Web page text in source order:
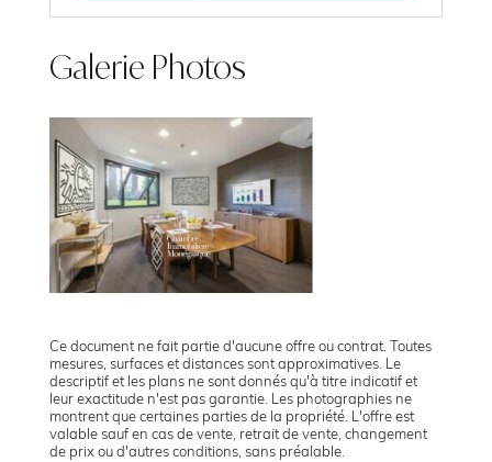
Galerie Photos
Ce document ne fait partie d'aucune offre ou contrat. Toutes
mesures, surfaces et distances sont approximatives. Le
descriptif et les plans ne sont donnés qu'à titre indicatif et
leur exactitude n'est pas garantie. Les photographies ne
montrent que certaines parties de la propriété. L'offre est
valable sauf en cas de vente, retrait de vente, changement
de prix ou d'autres conditions, sans préalable.